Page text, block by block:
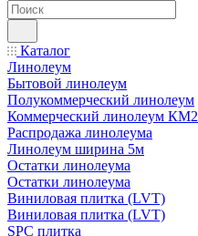
Каталог
Линолеум
Бытовой линолеум
Полукоммерческий линолеум
Коммерческий линолеум КМ2
Распродажа линолеума
Линолеум ширина 5м
Остатки линолеума
Остатки линолеума
Виниловая плитка (LVT)
Виниловая плитка (LVT)
SPC плитка